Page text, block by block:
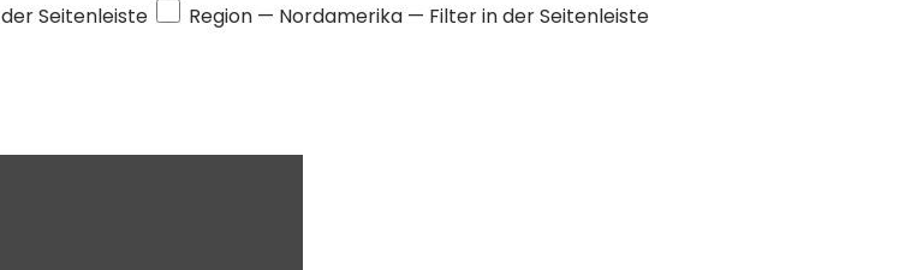
Seitenleiste Region — Nordamerika — Filter in der Seitenleiste